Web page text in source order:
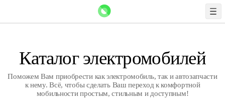
Каталог электромобилей
Поможем Вам приобрести как электромобиль, так и автозапчасти
к нему. Всё, чтобы сделать Ваш переход к комфортной
мобильности простым, стильным и доступным!